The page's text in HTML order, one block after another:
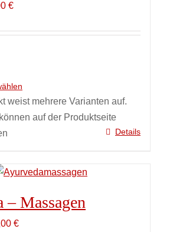
€
weist mehrere Varianten auf.
auf der Produktseite
Details
– Massagen
€